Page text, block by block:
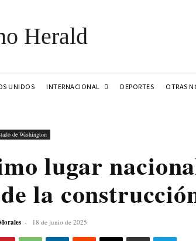
Herald
UNIDOS INTERNACIONAL DEPORTES OTRAS
de Washington
lugar
la
- 18 de junio de 2025